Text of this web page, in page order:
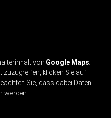
von Google Maps
zuzugreifen, klicken Sie auf
Sie, dass dabei Daten
werden.